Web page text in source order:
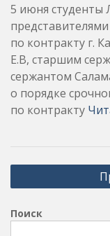
5 июня студенты
по контракту г.
Е.В, старшим
сержантом
о порядке
по контракту
Навигация
по
записям
Поиск